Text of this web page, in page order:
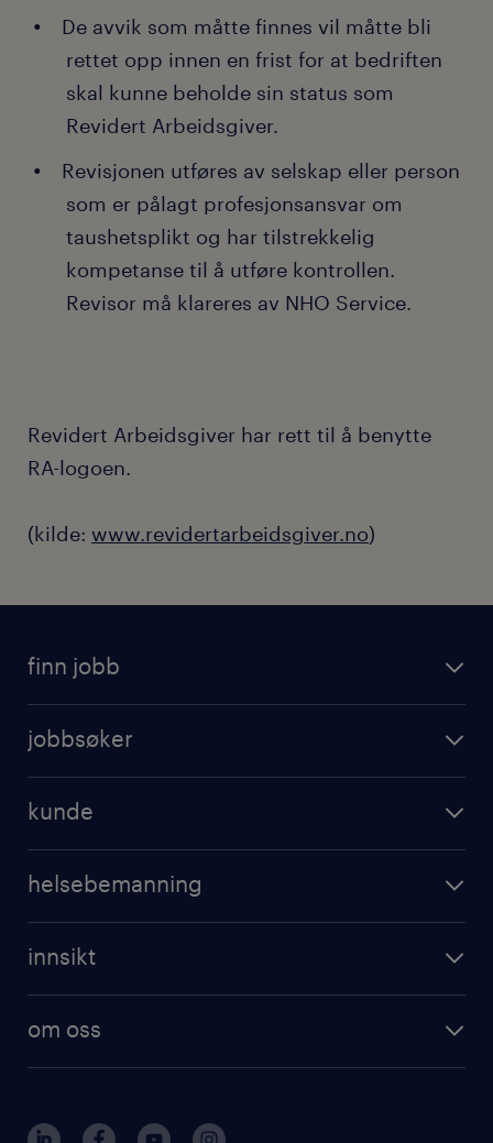
De avvik som måtte finnes vil måtte bli
rettet opp innen en frist for at bedriften
skal kunne beholde sin status som
Revidert Arbeidsgiver.
Revisjonen utføres av selskap eller person
som er pålagt profesjonsansvar om
taushetsplikt og har tilstrekkelig
kompetanse til å utføre kontrollen.
Revisor må klareres av NHO Service.
Revidert Arbeidsgiver har rett til å benytte
RA-logoen.
(kilde: www.revidertarbeidsgiver.no)
finn jobb
jobbsøker
kunde
helsebemanning
innsikt
om oss